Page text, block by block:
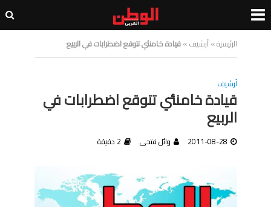
الرئيسية»أرشيف»قيادة خامنئي تتوقع اضطرابات في الربيع
أرشيف
قيادة خامنئي تتوقع اضطرابات في
الربيع
2011-08-28 وائل فتحى 2 دقيقة